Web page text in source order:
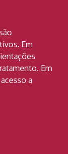
Em
Em
a